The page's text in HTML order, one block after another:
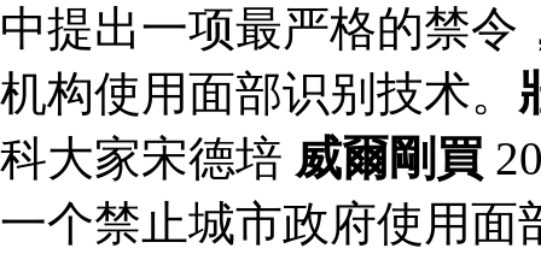
中提出一项最严格的禁
机构使用面部识别技术。
科大家宋德培 威爾剛買
一个禁止城市政府使用面